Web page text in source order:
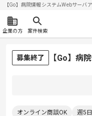
【Go】病院情報システムWebサー
企業の方 案件検索
募集終了 【Go】病
オンライン商談OK 週5日